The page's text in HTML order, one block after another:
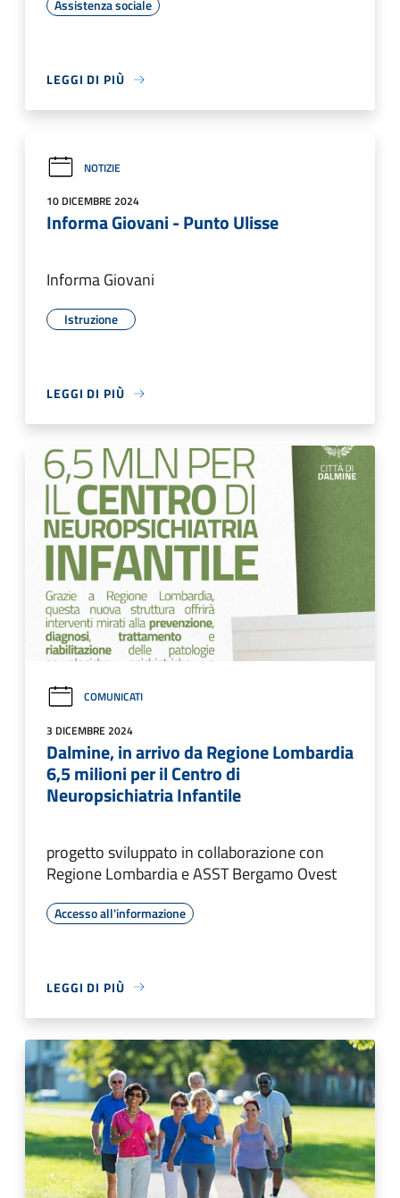
Assistenza sociale
LEGGI DI PIÙ
NOTIZIE
10 DICEMBRE 2024
Informa Giovani - Punto Ulisse
Informa Giovani
Istruzione
LEGGI DI PIÙ
COMUNICATI
3 DICEMBRE 2024
Dalmine, in arrivo da Regione Lombardia
6,5 milioni per il Centro di
Neuropsichiatria Infantile
progetto sviluppato in collaborazione con
Regione Lombardia e ASST Bergamo Ovest
Accesso all'informazione
LEGGI DI PIÙ